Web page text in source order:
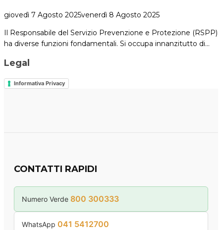
giovedì 7 Agosto 2025venerdì 8 Agosto 2025
Il Responsabile del Servizio Prevenzione e Protezione (RSPP)
ha diverse funzioni fondamentali. Si occupa innanzitutto di…
Legal
Informativa Privacy
CONTATTI RAPIDI
Numero Verde 800 300333
WhatsApp 041 5412700